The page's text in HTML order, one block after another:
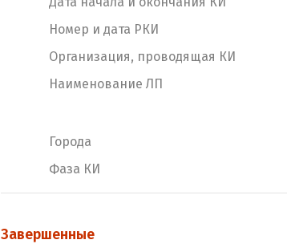
Номер и дата РКИ
Организация, проводящая КИ
Наименование ЛП
Города
Фаза КИ
Завершенные